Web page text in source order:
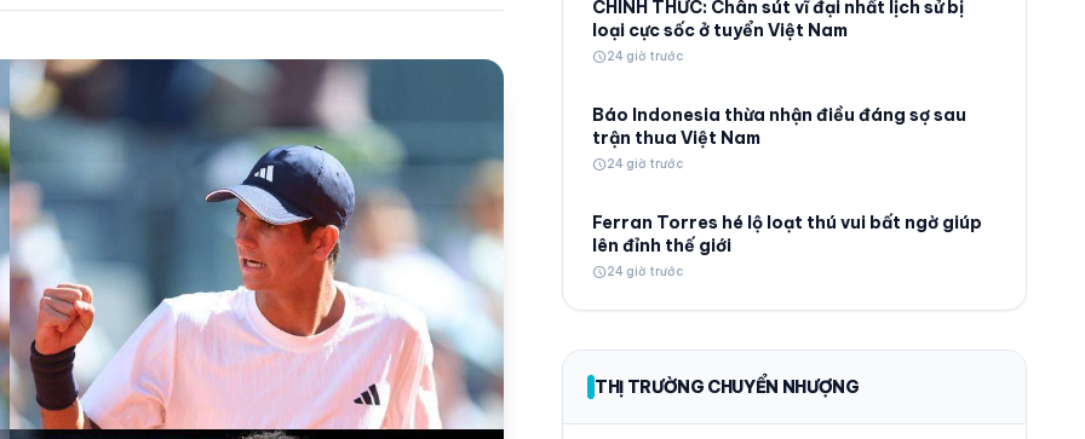
CHÍNH THỨC: Chân sút vĩ đại nhất lịch sử bị
loại cực sốc ở tuyển Việt Nam
schedule24 giờ trước
Báo Indonesia thừa nhận điều đáng sợ sau
trận thua Việt Nam
schedule24 giờ trước
Ferran Torres hé lộ loạt thú vui bất ngờ giúp
lên đỉnh thế giới
schedule24 giờ trước
THỊ TRƯỜNG CHUYỂN NHƯỢNG